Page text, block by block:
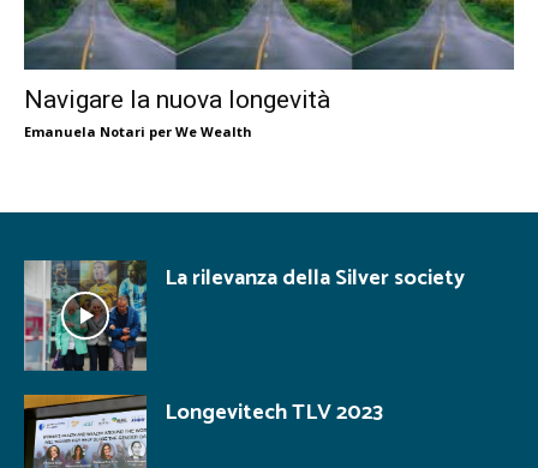
Navigare la nuova longevità
Emanuela Notari per We Wealth
La rilevanza della Silver society
Longevitech TLV 2023